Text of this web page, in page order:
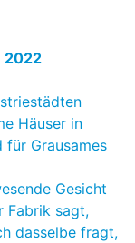
2022
Häuser in
für Grausames
Gesicht
Fabrik sagt,
dasselbe fragt,